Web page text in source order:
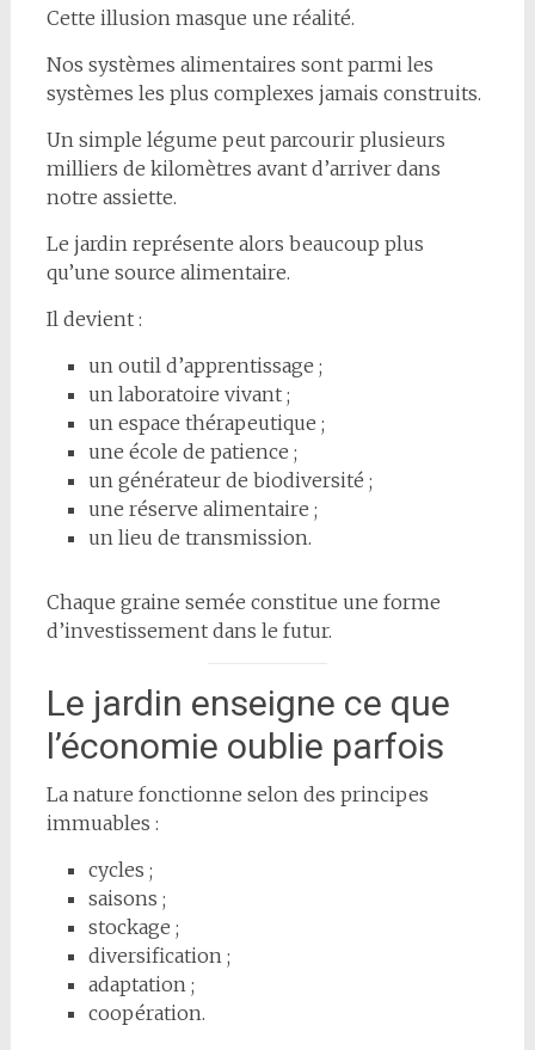
Cette illusion masque une réalité.
Nos systèmes alimentaires sont parmi les
systèmes les plus complexes jamais construits.
Un simple légume peut parcourir plusieurs
milliers de kilomètres avant d’arriver dans
notre assiette.
Le jardin représente alors beaucoup plus
qu’une source alimentaire.
Il devient :
un outil d’apprentissage ;
un laboratoire vivant ;
un espace thérapeutique ;
une école de patience ;
un générateur de biodiversité ;
une réserve alimentaire ;
un lieu de transmission.
Chaque graine semée constitue une forme
d’investissement dans le futur.
Le jardin enseigne ce que
l’économie oublie parfois
La nature fonctionne selon des principes
immuables :
cycles ;
saisons ;
stockage ;
diversification ;
adaptation ;
coopération.